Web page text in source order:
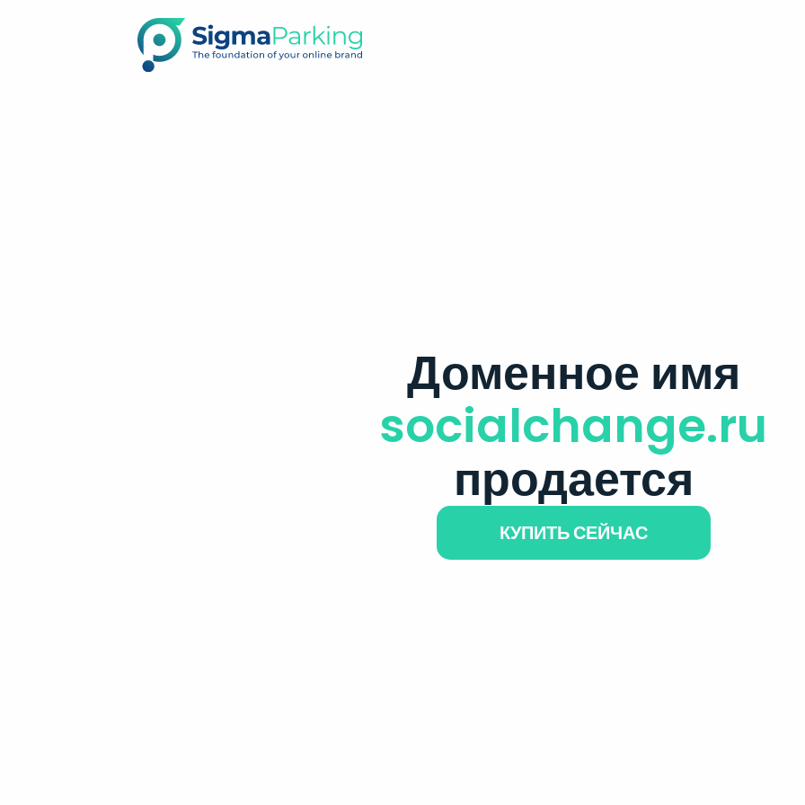
Доменное имя
socialchange.ru
продается
КУПИТЬ СЕЙЧАС